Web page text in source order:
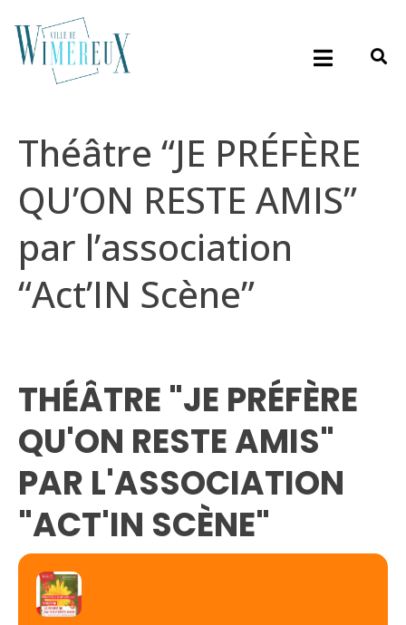
Théâtre “JE PRÉFÈRE
QU’ON RESTE AMIS”
par l’association
“Act’IN Scène”
THÉÂTRE "JE PRÉFÈRE
QU'ON RESTE AMIS"
PAR L'ASSOCIATION
"ACT'IN SCÈNE"